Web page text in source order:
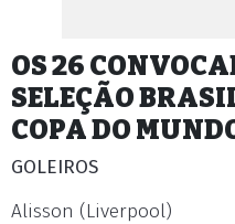
OS 26
SELEÇÃO
COPA DO
GOLEIROS
Alisson (Liverpool)